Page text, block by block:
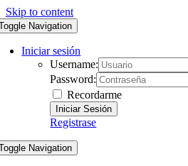
Skip to content
Navigation
Iniciar sesión
Username:
Password:
Recordarme
Registrase
Navigation